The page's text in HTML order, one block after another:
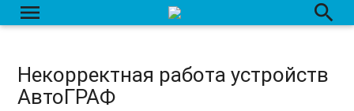
menu
Ошибка HTTP 500.19 — Internal Server Error
Некорректная работа устройств АвтоГРАФ
search
Некорректная работа устройств
АвтоГРАФ